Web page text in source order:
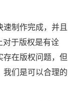
制作完成，并且
于版权是有诠
在版权问题，但
我们是可以合理的